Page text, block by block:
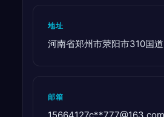
地址
河南省郑州市荥阳市310国
邮箱